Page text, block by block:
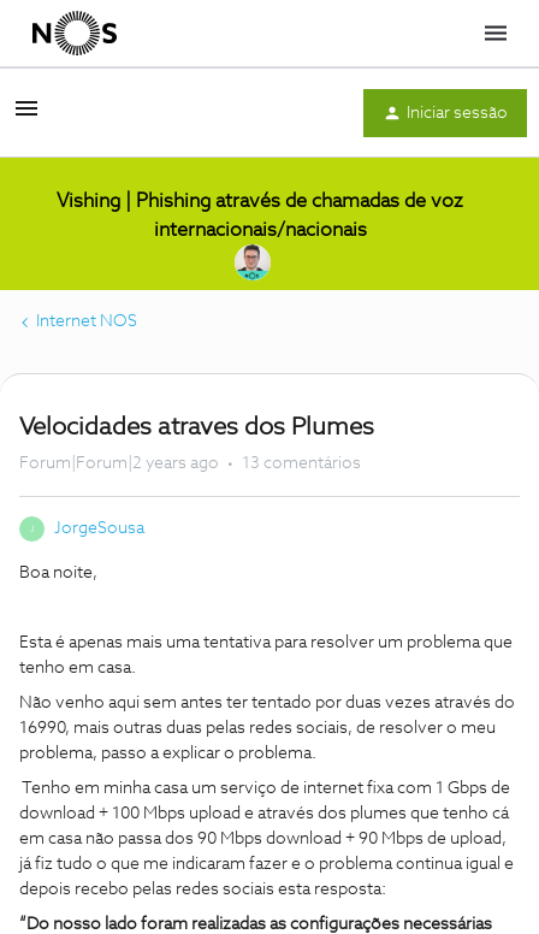
Menu
Iniciar sessão
Vishing | Phishing através de chamadas de voz
internacionais/nacionais
Internet NOS
Velocidades atraves dos Plumes
Forum|Forum|2 years ago 13 comentários
JorgeSousa
Boa noite,
Esta é apenas mais uma tentativa para resolver um problema que
tenho em casa.
Não venho aqui sem antes ter tentado por duas vezes através do
16990, mais outras duas pelas redes sociais, de resolver o meu
problema, passo a explicar o problema.
Tenho em minha casa um serviço de internet fixa com 1 Gbps de
download + 100 Mbps upload e através dos plumes que tenho cá
em casa não passa dos 90 Mbps download + 90 Mbps de upload,
já fiz tudo o que me indicaram fazer e o problema continua igual e
depois recebo pelas redes sociais esta resposta:
“Do nosso lado foram realizadas as configurações necessárias